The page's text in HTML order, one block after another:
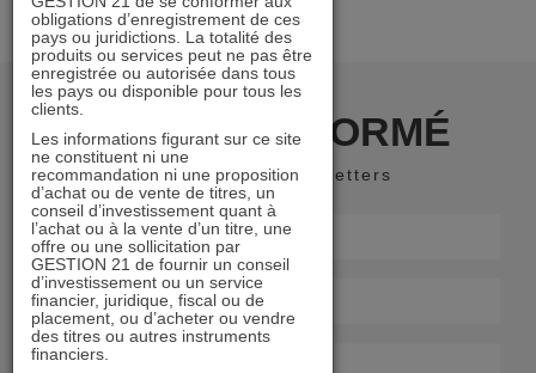
RESTER INFORMÉ
Recevoir nos newsletters
obligations d’enregistrement de ces
pays ou juridictions. La totalité des
produits ou services peut ne pas être
enregistrée ou autorisée dans tous
les pays ou disponible pour tous les
clients.
Les informations figurant sur ce site
ne constituent ni une
recommandation ni une proposition
d’achat ou de vente de titres, un
conseil d’investissement quant à
l’achat ou à la vente d’un titre, une
offre ou une sollicitation par
GESTION 21 de fournir un conseil
d’investissement ou un service
financier, juridique, fiscal ou de
placement, ou d’acheter ou vendre
des titres ou autres instruments
financiers.